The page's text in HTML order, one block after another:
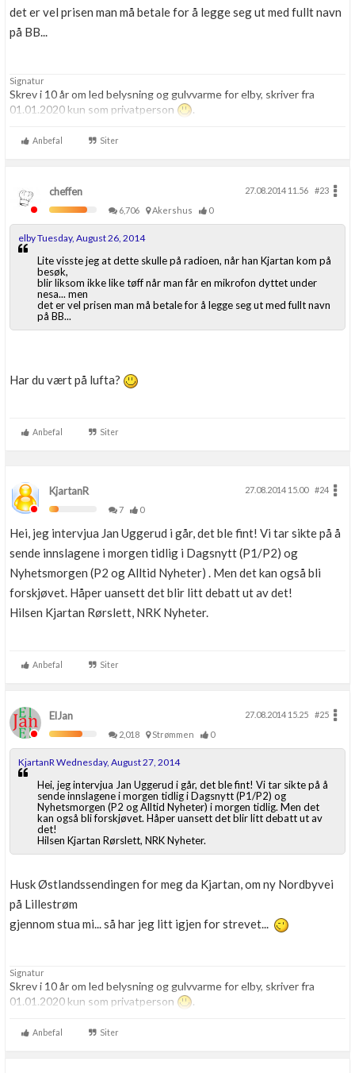
det er vel prisen man må betale for å legge seg ut med fullt navn
på BB...
Signatur
Skrev i 10 år om led belysning og gulvvarme for elby, skriver fra
01.01.2020 kun som privatperson
.
Anbefal Siter
cheffen 27.08.2014 11.56
#23
6,706
Akershus 0
elby Tuesday, August 26, 2014
Lite visste jeg at dette skulle på radioen, når han Kjartan kom på
besøk,
blir liksom ikke like tøff når man får en mikrofon dyttet under
nesa... men
det er vel prisen man må betale for å legge seg ut med fullt navn
på BB...
Har du vært på lufta?
Anbefal Siter
KjartanR 27.08.2014 15.00
#24
7
0
Hei, jeg intervjua Jan Uggerud i går, det ble fint! Vi tar sikte på å
sende innslagene i morgen tidlig i Dagsnytt (P1/P2) og
Nyhetsmorgen (P2 og Alltid Nyheter) . Men det kan også bli
forskjøvet. Håper uansett det blir litt debatt ut av det!
Hilsen Kjartan Rørslett, NRK Nyheter.
Anbefal Siter
ElJan 27.08.2014 15.25
#25
2,018
Strømmen 0
KjartanR Wednesday, August 27, 2014
Hei, jeg intervjua Jan Uggerud i går, det ble fint! Vi tar sikte på å
sende innslagene i morgen tidlig i Dagsnytt (P1/P2) og
Nyhetsmorgen (P2 og Alltid Nyheter) i morgen tidlig. Men det
kan også bli forskjøvet. Håper uansett det blir litt debatt ut av
det!
Hilsen Kjartan Rørslett, NRK Nyheter.
Husk Østlandssendingen for meg da Kjartan, om ny Nordbyvei
på Lillestrøm
gjennom stua mi... så har jeg litt igjen for strevet...
Signatur
Skrev i 10 år om led belysning og gulvvarme for elby, skriver fra
01.01.2020 kun som privatperson
.
Anbefal Siter